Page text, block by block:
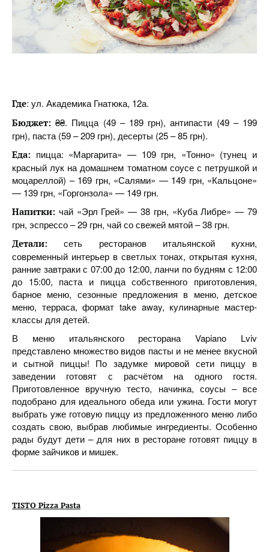
Где: ул. Академика Гнатюка, 12а.
Бюджет: ₴₴. Пицца (49 – 189 грн), антипасти (49 – 199
грн), паста (59 – 209 грн), десерты (25 – 85 грн).
Еда: пицца: «Маргарита» — 109 грн, «Тонно» (тунец и
красный лук на домашнем томатном соусе с петрушкой и
моцареллой) – 169 грн, «Салями» — 149 грн, «Кальцоне»
— 139 грн, «Горгонзола» — 149 грн.
Напитки: чай «Эрл Грей» — 38 грн, «Куба Либре» — 79
грн, эспрессо – 29 грн, чай со свежей мятой – 38 грн.
Детали: сеть ресторанов итальянской кухни,
современный интерьер в светлых тонах, открытая кухня,
ранние завтраки с 07:00 до 12:00, ланчи по будням с 12:00
до 15:00, паста и пицца собственного приготовления,
барное меню, сезонные предложения в меню, детское
меню, терраса, формат take away, кулинарные мастер-
классы для детей.
В меню итальянского ресторана Vapiano Lviv
представлено множество видов пасты и не менее вкусной
и сытной пиццы! По задумке мировой сети пиццу в
заведении готовят с расчётом на одного гостя.
Приготовленное вручную тесто, начинка, соусы – все
подобрано для идеального обеда или ужина. Гости могут
выбрать уже готовую пиццу из предложенного меню либо
создать свою, выбрав любимые ингредиенты. Особенно
рады будут дети – для них в ресторане готовят пиццу в
форме зайчиков и мишек.
TISTO Pizza Pasta